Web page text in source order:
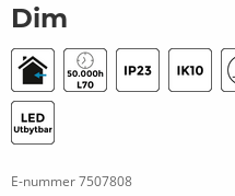
Dim
E-nummer7507808